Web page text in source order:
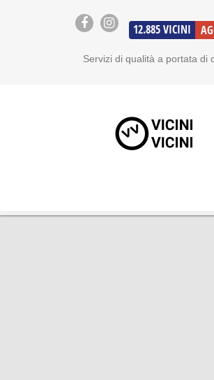
12.885 VICINI
Servizi di qualità a portata di